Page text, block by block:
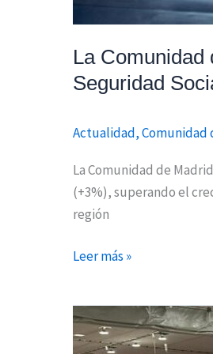
La Comunidad
Seguridad
Actualidad,Comunidad
La Comunidad de
(+3%), superando el
región
Leer más »
739
personas